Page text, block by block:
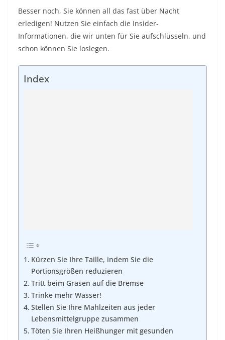
Besser noch, Sie können all das fast über Nacht
erledigen! Nutzen Sie einfach die Insider-
Informationen, die wir unten für Sie aufschlüsseln, und
schon können Sie loslegen.
Index
Kürzen Sie Ihre Taille, indem Sie die
Portionsgrößen reduzieren
Tritt beim Grasen auf die Bremse
Trinke mehr Wasser!
Stellen Sie Ihre Mahlzeiten aus jeder
Lebensmittelgruppe zusammen
Töten Sie Ihren Heißhunger mit gesunden